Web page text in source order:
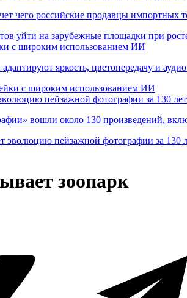
чего российские продавцы
с широким использованием ИИ
яркость, цветопередачу и
пейзажной фотографии за 130 лет
вошли около 130 произведений,
зоопарк